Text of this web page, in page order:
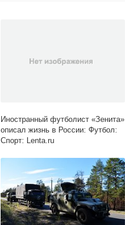
Иностранный футболист «Зенита»
описал жизнь в России: Футбол:
Спорт: Lenta.ru